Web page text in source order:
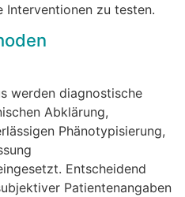
Interventionen z‬u testen.
w‬erden diagnostische
Abklärung,
Phänotypisierung,
Entscheidend
Patientenangaben